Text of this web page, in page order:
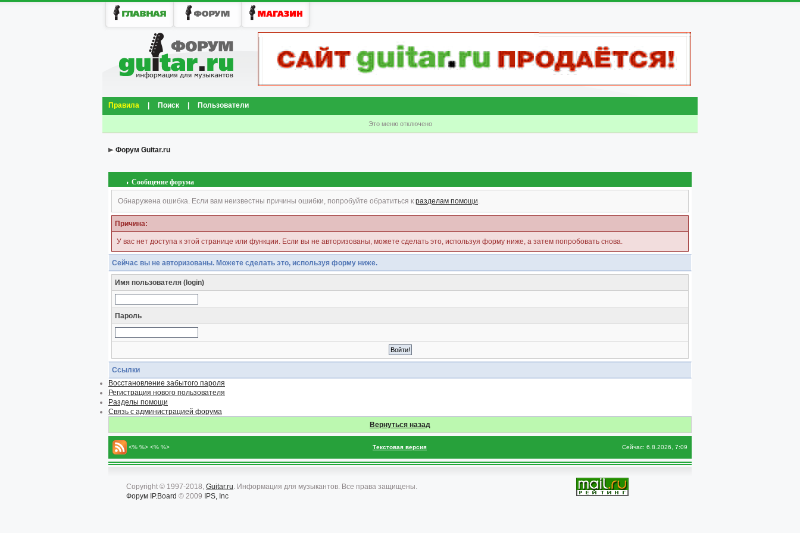
Правила Поиск Пользователи
Это меню отключено
Форум Guitar.ru
Сообщение форума
Обнаружена ошибка. Если вам неизвестны причины ошибки, попробуйте обратиться к разделам помощи.
Причина:
У вас нет доступа к этой странице или функции. Если вы не авторизованы, можете сделать это, используя форму ниже, а затем попробовать снова.
Сейчас вы не авторизованы. Можете сделать это, используя форму ниже.
Имя пользователя (login)
Пароль
Ссылки
Восстановление забытого пароля
Регистрация нового пользователя
Разделы помощи
Связь с администрацией форума
Вернуться назад
<% %> <% %> Текстовая версия Сейчас: 6.8.2026, 7:09
Copyright © 1997-2018, Guitar.ru. Информация для музыкантов. Все права защищены.
Форум IP.Board © 2009 IPS, Inc